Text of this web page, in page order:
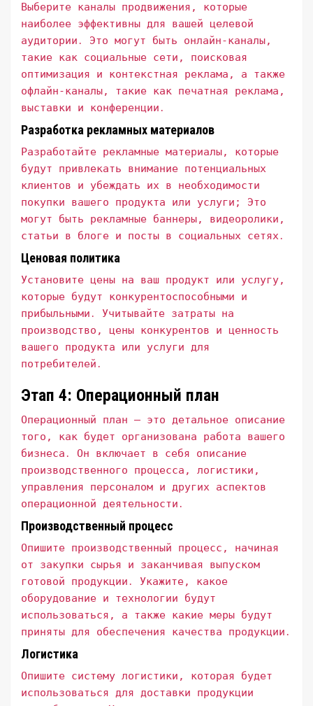
Выберите каналы продвижения, которые
наиболее эффективны для вашей целевой
аудитории․ Это могут быть онлайн-каналы,
такие как социальные сети, поисковая
оптимизация и контекстная реклама, а также
офлайн-каналы, такие как печатная реклама,
выставки и конференции․
Разработка рекламных материалов
Разработайте рекламные материалы, которые
будут привлекать внимание потенциальных
клиентов и убеждать их в необходимости
покупки вашего продукта или услуги; Это
могут быть рекламные баннеры, видеоролики,
статьи в блоге и посты в социальных сетях․
Ценовая политика
Установите цены на ваш продукт или услугу,
которые будут конкурентоспособными и
прибыльными․ Учитывайте затраты на
производство, цены конкурентов и ценность
вашего продукта или услуги для
потребителей․
Этап 4: Операционный план
Операционный план – это детальное описание
того, как будет организована работа вашего
бизнеса․ Он включает в себя описание
производственного процесса, логистики,
управления персоналом и других аспектов
операционной деятельности․
Производственный процесс
Опишите производственный процесс, начиная
от закупки сырья и заканчивая выпуском
готовой продукции․ Укажите, какое
оборудование и технологии будут
использоваться, а также какие меры будут
приняты для обеспечения качества продукции․
Логистика
Опишите систему логистики, которая будет
использоваться для доставки продукции